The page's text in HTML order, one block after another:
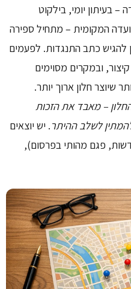
בעיתון יומי, בילקוט
המקומית – מתחיל ספירה
להגיש כתב התנגדות. לפעמים
ובמקרים מסוימים
שיוצר חלון ארוך יותר.
– מאבד את הזכות
לשלב ההיתר. יש יוצאים
פגם מהותי בפרסום),